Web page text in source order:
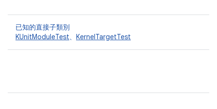
已知的直接子類別
KUnitModuleTest、 KernelTargetTest